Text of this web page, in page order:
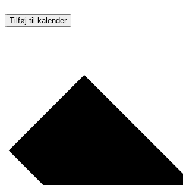
Tilføj til kalender